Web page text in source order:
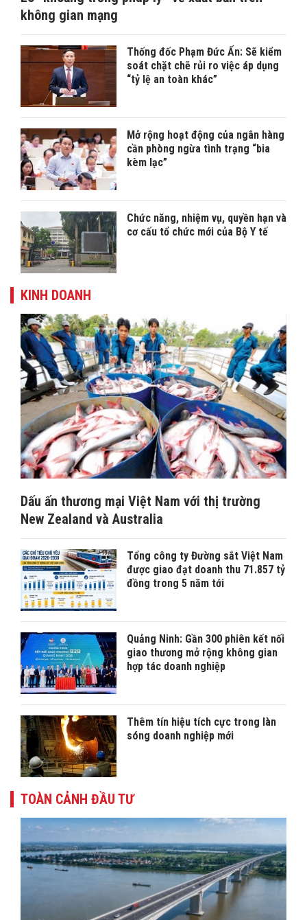
không gian mạng
Thống đốc Phạm Đức Ấn: Sẽ kiểm
soát chặt chẽ rủi ro việc áp dụng
“tỷ lệ an toàn khác”
Mở rộng hoạt động của ngân hàng
cần phòng ngừa tình trạng “bia
kèm lạc”
Chức năng, nhiệm vụ, quyền hạn và
cơ cấu tổ chức mới của Bộ Y tế
KINH DOANH
Dấu ấn thương mại Việt Nam với thị trường
New Zealand và Australia
Tổng công ty Đường sắt Việt Nam
được giao đạt doanh thu 71.857 tỷ
đồng trong 5 năm tới
Quảng Ninh: Gần 300 phiên kết nối
giao thương mở rộng không gian
hợp tác doanh nghiệp
Thêm tín hiệu tích cực trong làn
sóng doanh nghiệp mới
TOÀN CẢNH ĐẦU TƯ